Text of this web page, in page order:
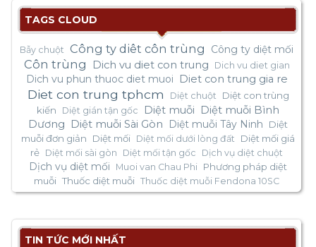
TAGS CLOUD
Bẫy chuột Công ty diêt côn trùng Công ty diệt mối
Côn trùng Dich vu diet con trung Dich vu diet gian
Dich vu phun thuoc diet muoi Diet con trung gia re
Diet con trung tphcm Diệt chuột
Diệt con trùng
kiến
Diệt gián tận gốc Diệt muỗi
Diệt muỗi Bình
Dương
Diệt muỗi Sài Gòn Diệt muỗi Tây Ninh
Diệt
muỗi đơn giản
Diệt mối Diệt mối dưới lòng đất
Diệt mối giá
rẻ Diệt mối sài gòn Diệt mối tận gốc Dịch vụ diệt chuột
Dịch vụ diệt mối Muoi van Chau Phi
Phương pháp diệt
muỗi Thuốc diệt muỗi Thuốc diệt muỗi Fendona 10SC
TIN TỨC MỚI NHẤT